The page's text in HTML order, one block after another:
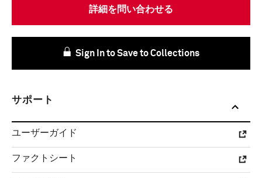
詳細を問い合わせる
Sign In to Save to Collections
サポート
ユーザーガイド
ファクトシート